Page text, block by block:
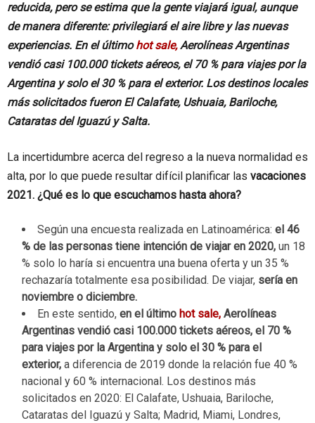
reducida, pero se estima que la gente viajará igual, aunque
de manera diferente: privilegiará el aire libre y las nuevas
experiencias. En el últimohot sale,Aerolíneas Argentinas
vendió casi 100.000 tickets aéreos, el 70 % para viajes por la
Argentina y solo el 30 % para el exterior. Los destinos locales
más solicitados fueron El Calafate, Ushuaia, Bariloche,
Cataratas del Iguazú y Salta.
La incertidumbre acerca del regreso a la nueva normalidad es
alta, por lo que puede resultar difícil planificar las vacaciones
2021. ¿Qué es lo que escuchamos hasta ahora?
Según una encuesta realizada en Latinoamérica: el 46
% de las personas tiene intención de viajar en 2020, un 18
% solo lo haría si encuentra una buena oferta y un 35 %
rechazaría totalmente esa posibilidad. De viajar, sería en
noviembre o diciembre.
En este sentido, en el último hot sale, Aerolíneas
Argentinas vendió casi 100.000 tickets aéreos, el 70 %
para viajes por la Argentina y solo el 30 % para el
exterior, a diferencia de 2019 donde la relación fue 40 %
nacional y 60 % internacional. Los destinos más
solicitados en 2020: El Calafate, Ushuaia, Bariloche,
Cataratas del Iguazú y Salta; Madrid, Miami, Londres,